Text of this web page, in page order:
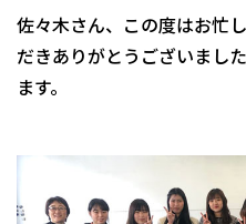
佐々木さん、この度はお忙
だきありがとうございまし
ます。